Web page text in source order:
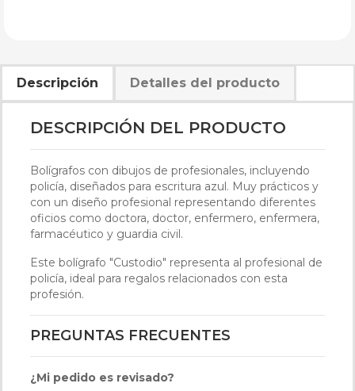
Descripción Detalles del producto
DESCRIPCIÓN DEL PRODUCTO
Bolígrafos con dibujos de profesionales, incluyendo
policía, diseñados para escritura azul. Muy prácticos y
con un diseño profesional representando diferentes
oficios como doctora, doctor, enfermero, enfermera,
farmacéutico y guardia civil.
Este bolígrafo "Custodio" representa al profesional de
policía, ideal para regalos relacionados con esta
profesión.
PREGUNTAS FRECUENTES
¿Mi pedido es revisado?